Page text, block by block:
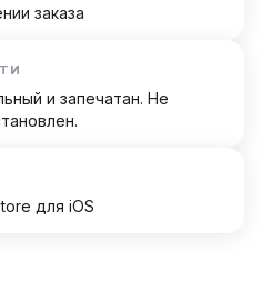
заказа
и запечатан. Не
для iOS